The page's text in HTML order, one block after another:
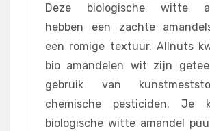
Deze biologische witte
hebben een zachte
een romige textuur. Allnuts
bio amandelen wit zijn
gebruik van
chemische pesticiden. Je
biologische witte amandel